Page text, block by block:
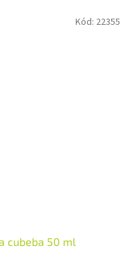
cubeba 50 ml
Kód: 22355